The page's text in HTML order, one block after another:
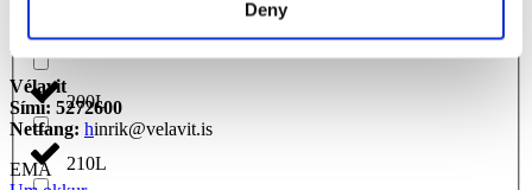
Deny
2000L
200L
210L
HAFÐU SAMBAND
Vélavit
Sími: 5272600
Netfang: hinrik@velavit.is
EMA